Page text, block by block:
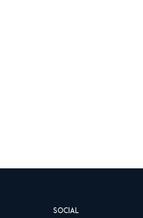
SOCIAL